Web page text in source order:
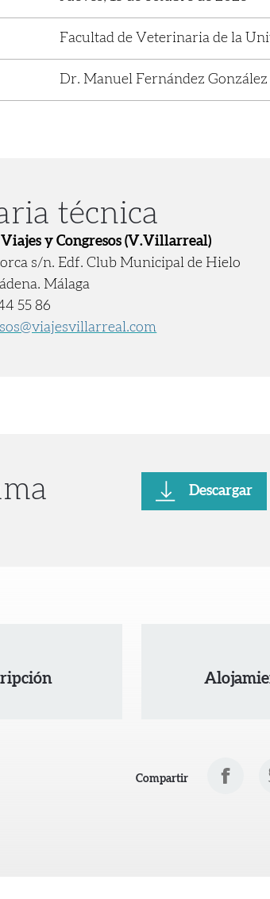
Facultad de Veterinaria de la
Dr. Manuel Fernández González
técnica
y Congresos (V.Villarreal)
s/n. Edf. Club Municipal de Hielo
Málaga
55 86
Descargar
Compartir